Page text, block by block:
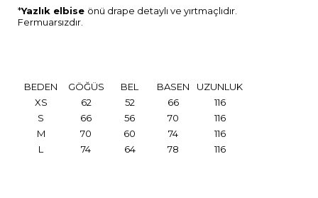
*Yazlık elbise önü drape detaylı ve yırtmaçlıdır.
Fermuarsızdır.
BEDEN GÖĞÜS BEL BASEN
UZUNLUK
XS
62 52 66
116
S
66 56 70
116
M
70 60 74
116
L
74 64 78 116